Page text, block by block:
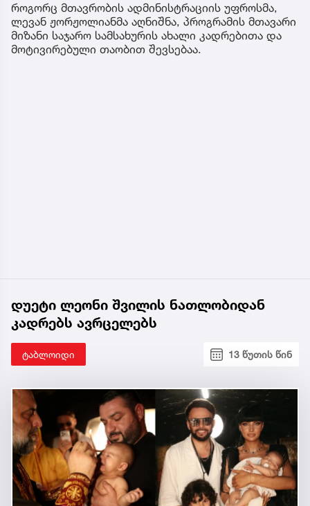
როგორც მთავრობის ადმინისტრაციის უფროსმა,
ლევან ჟორჟოლიანმა აღნიშნა, პროგრამის მთავარი
მიზანი საჯარო სამსახურის ახალი კადრებითა და
მოტივირებული თაობით შევსებაა.
დუეტი ლეონი შვილის ნათლობიდან
კადრებს ავრცელებს
ტაბლოიდი 13 წუთის წინ